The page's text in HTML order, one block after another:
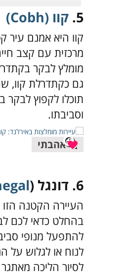
5. קוו (Cobh)
מרכזית עם קצב
גם כקתדרלת קוו,
תוכלו לקפוץ לבקר
וסביבתו.
אהבתי
6. דונגל (
העיירה הקטנה
בהחלט כדאי לכם
להתפעל מנופי
לנוח או לגלוש על
לסיור הליכה